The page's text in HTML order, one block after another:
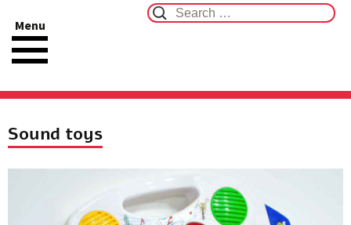
Menu
Search for:
Sound toys